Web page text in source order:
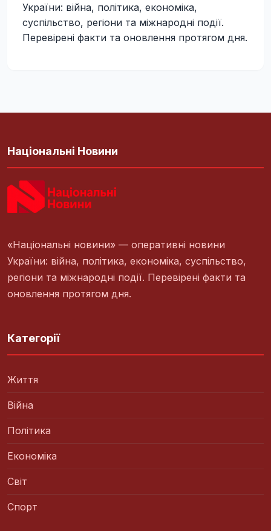
України: війна, політика, економіка,
суспільство, регіони та міжнародні події.
Перевірені факти та оновлення протягом дня.
Національні Новини
«Національні новини» — оперативні новини
України: війна, політика, економіка, суспільство,
регіони та міжнародні події. Перевірені факти та
оновлення протягом дня.
Категорії
Життя
Війна
Політика
Економіка
Світ
Спорт